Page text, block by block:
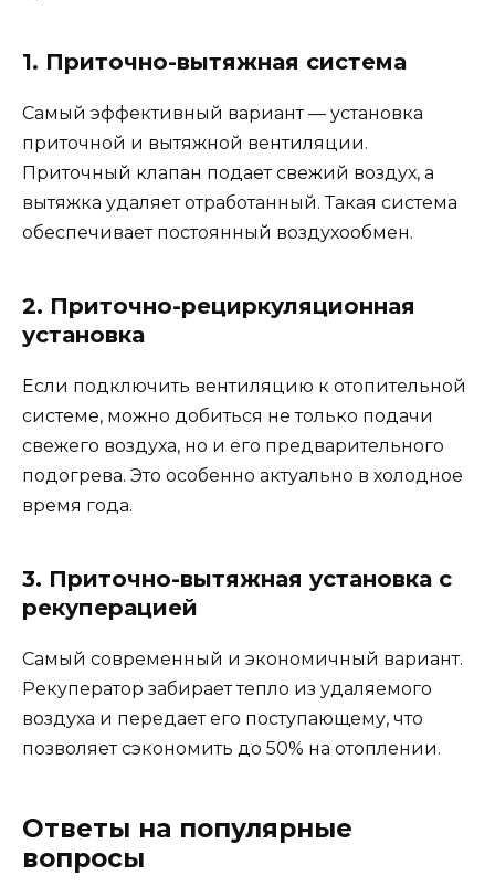
1. Приточно-вытяжная система
Самый эффективный вариант — установка
приточной и вытяжной вентиляции.
Приточный клапан подает свежий воздух, а
вытяжка удаляет отработанный. Такая система
обеспечивает постоянный воздухообмен.
2. Приточно-рециркуляционная
установка
Если подключить вентиляцию к отопительной
системе, можно добиться не только подачи
свежего воздуха, но и его предварительного
подогрева. Это особенно актуально в холодное
время года.
3. Приточно-вытяжная установка с
рекуперацией
Самый современный и экономичный вариант.
Рекуператор забирает тепло из удаляемого
воздуха и передает его поступающему, что
позволяет сэкономить до 50% на отоплении.
Ответы на популярные
вопросы